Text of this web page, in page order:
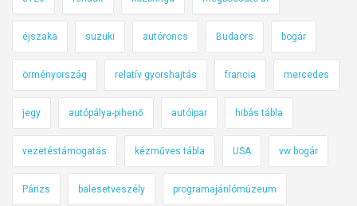
éjszaka suzuki autóroncs Budaörs bogár
örményország relatív gyorshajtás francia mercedes
jegy autópálya-pihenő autóipar hibás tábla
vezetéstámogatás kézműves tábla USA vw bogár
Párizs balesetveszély programajánlómúzeum